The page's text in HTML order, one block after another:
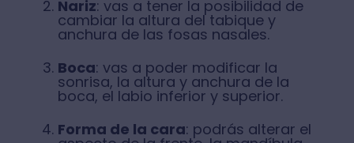
Nariz: vas a tener la posibilidad de
cambiar la altura del tabique y
anchura de las fosas nasales.
Boca: vas a poder modificar la
sonrisa, la altura y anchura de la
boca, el labio inferior y superior.
Forma de la cara: podrás alterar el